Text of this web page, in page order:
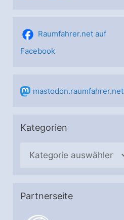
Raumfahrer.net auf
Facebook
mastodon.raumfahrer.net
Kategorien
e
Partnerseite